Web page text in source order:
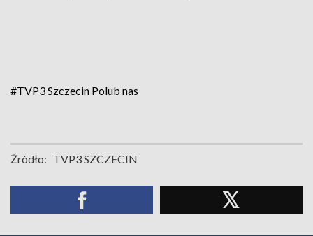
#TVP3 Szczecin Polub nas
Źródło: TVP3 SZCZECIN